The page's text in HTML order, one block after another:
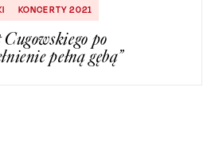
KONCERTY 2021
po
pełną gębą”